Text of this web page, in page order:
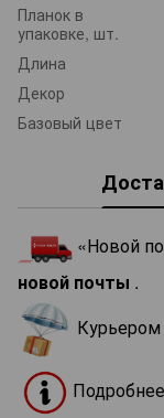
Планок в
упаковке, шт.
Длина
Декор
Базовый цвет
«Новой
новой почты .